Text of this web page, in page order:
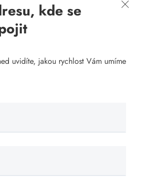
kde se
uvidíte, jakou rychlost Vám umíme